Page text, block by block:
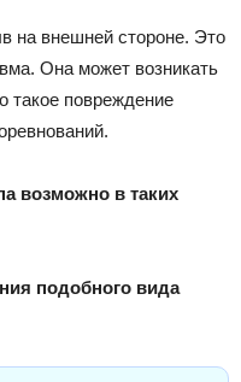
на внешней стороне. Это
Она может возникать
такое повреждение
возможно в таких
подобного вида